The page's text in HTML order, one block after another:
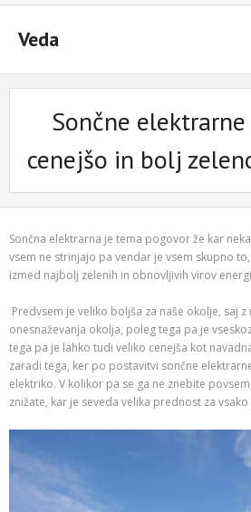
Skip
contentVeda
Sončne
cenejšo in bolj
Sončna elektrarna je tema pogovor že kar
vsem ne strinjajo pa vendar je vsem skupno
izmed najbolj zelenih in obnovljivih virov
Predvsem je veliko boljša za naše okolje, saj
onesnaževanja okolja, poleg tega pa je
tega pa je lahko tudi veliko cenejša kot
zaradi tega, ker po postavitvi sončne
elektriko. V kolikor pa se ga ne znebite
znižate, kar je seveda velika prednost za